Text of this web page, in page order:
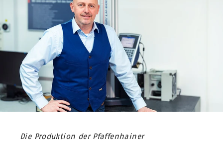
Die Produktion der Pfaffenhainer